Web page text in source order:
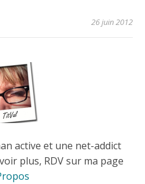
26 juin 2012
active et une net-addict
plus, RDV sur ma page